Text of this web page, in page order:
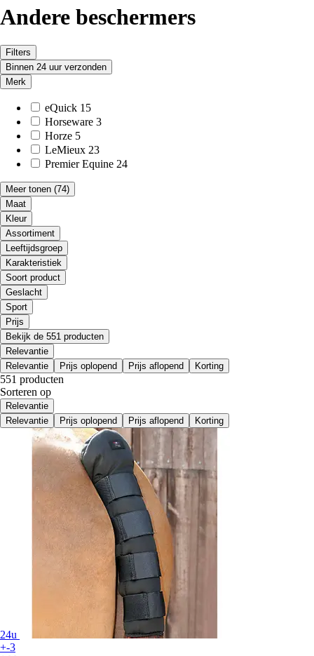
Andere beschermers
Filters
Binnen 24 uur verzonden
Merk
eQuick 15
Horseware 3
Horze 5
LeMieux 23
Premier Equine 24
Meer tonen (74)
Maat
Kleur
Assortiment
Leeftijdsgroep
Karakteristiek
Soort product
Geslacht
Sport
Prijs
Bekijk de 551 producten
Relevantie
Relevantie
Prijs oplopend Prijs aflopend Korting
551 producten
Sorteren op
Relevantie
Relevantie
Prijs oplopend Prijs aflopend Korting
24u
+-3